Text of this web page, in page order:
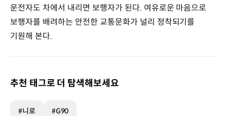
운전자도 차에서 내리면 보행자가 된다. 여유로운 마음으로
보행자를 배려하는 안전한 교통문화가 널리 정착되기를
기원해 본다.
추천 태그로 더 탐색해보세요
#니로 #G90